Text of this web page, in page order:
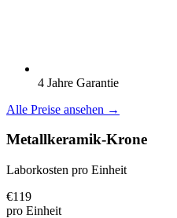
4 Jahre Garantie
Alle Preise ansehen →
Metallkeramik-Krone
Laborkosten pro Einheit
€119
pro Einheit